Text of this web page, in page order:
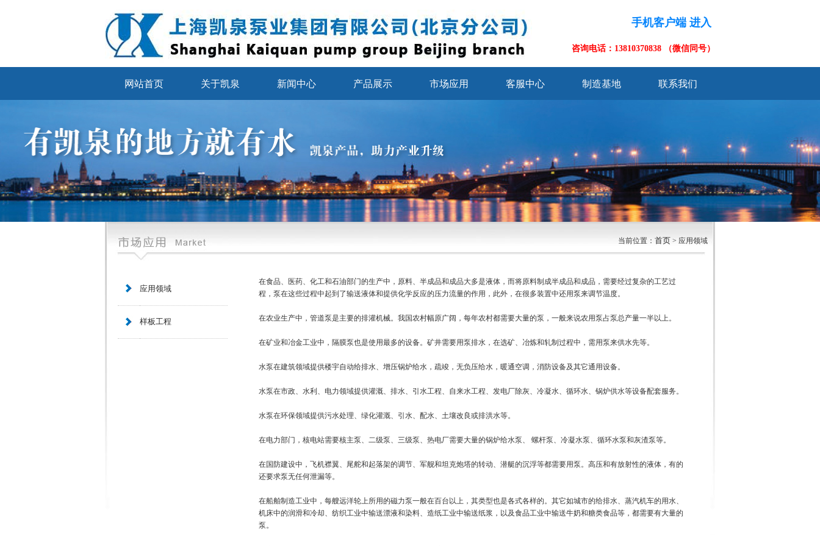
手机客户端 进入
咨询电话：13810370838 （微信同号）
网站首页 关于凯泉 新闻中心 产品展示 市场应用 客服中心 制造基地 联系我们
当前位置： 首页 > 应用领域
应用领域
样板工程
在食品、医药、化工和石油部门的生产中，原料、半成品和成品大多是液体，而将原料制成半成品和成品，需要经过复杂的工艺过
程，泵在这些过程中起到了输送液体和提供化学反应的压力流量的作用，此外，在很多装置中还用泵来调节温度。
在农业生产中，管道泵是主要的排灌机械。我国农村幅原广阔，每年农村都需要大量的泵，一般来说农用泵占泵总产量一半以上。
在矿业和冶金工业中，隔膜泵也是使用最多的设备。矿井需要用泵排水，在选矿、冶炼和轧制过程中，需用泵来供水先等。
水泵在建筑领域提供楼宇自动给排水、增压锅炉给水，疏竣，无负压给水，暖通空调，消防设备及其它通用设备。
水泵在市政、水利、电力领域提供灌溉、排水、引水工程、自来水工程、发电厂除灰、冷凝水、循环水、锅炉供水等设备配套服务。
水泵在环保领域提供污水处理、绿化灌溉、引水、配水、土壤改良或排洪水等。
在电力部门，核电站需要核主泵、二级泵、三级泵、热电厂需要大量的锅炉给水泵、 螺杆泵、冷凝水泵、循环水泵和灰渣泵等。
在国防建设中，飞机襟翼、尾舵和起落架的调节、军舰和坦克炮塔的转动、潜艇的沉浮等都需要用泵。高压和有放射性的液体，有的
还要求泵无任何泄漏等。
在船舶制造工业中，每艘远洋轮上所用的磁力泵一般在百台以上，其类型也是各式各样的。其它如城市的给排水、蒸汽机车的用水、
机床中的润滑和冷却、纺织工业中输送漂液和染料、造纸工业中输送纸浆，以及食品工业中输送牛奶和糖类食品等，都需要有大量的
泵。